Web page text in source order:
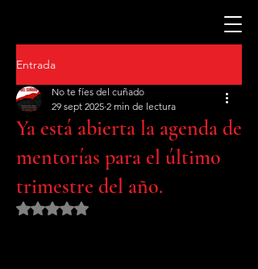
Entrada
Ya está abierta la agenda de
mentorías para el último
trimestre del año.
No te fíes del cuñado
29 sept 2025 2 min de lectura
Obtuvo NaN de 5 estrellas.